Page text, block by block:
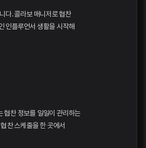
다. 콜라보 매니저로 협찬
인플루언서 생활을 시작해
협찬 정보를 일일이 관리하는
찬 스케줄을 한 곳에서